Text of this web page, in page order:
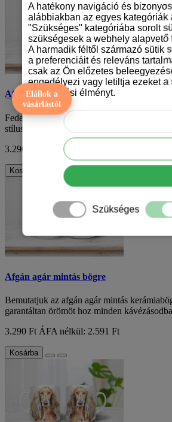
Afgán agár mintás bögre
Fedezd fel az új kedvenc reggeli társadat: a
stílusú afgán agár mintás bögrét, a..
3.290 Ft
ÁFA nélkül: 2.591 Ft
Kosárba
Afgán agár mintás bögre
Bemutatjuk az afgán agár mintás
garantáltan örömöt hoz minden
3.290 Ft ÁFA nélkül: 2.591 Ft
Kosárba
Elállok a
vásárlástól
A hatékony navigáció és
alábbiakban az egyes kategóriák
"Szükséges" kategóriába sorolt
szükségesek a webhely alapvető
A harmadik féltől származó sütik
a preferenciáit és releváns
csak az Ön előzetes
engedélyezi vagy letiltja ezeket
böngészési élményt.
Szükséges